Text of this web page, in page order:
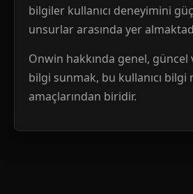
bilgiler kullanıcı deneyimini
unsurlar arasında yer
Onwin hakkında genel, güncel
bilgi sunmak, bu kullanıcı
amaçlarından biridir.